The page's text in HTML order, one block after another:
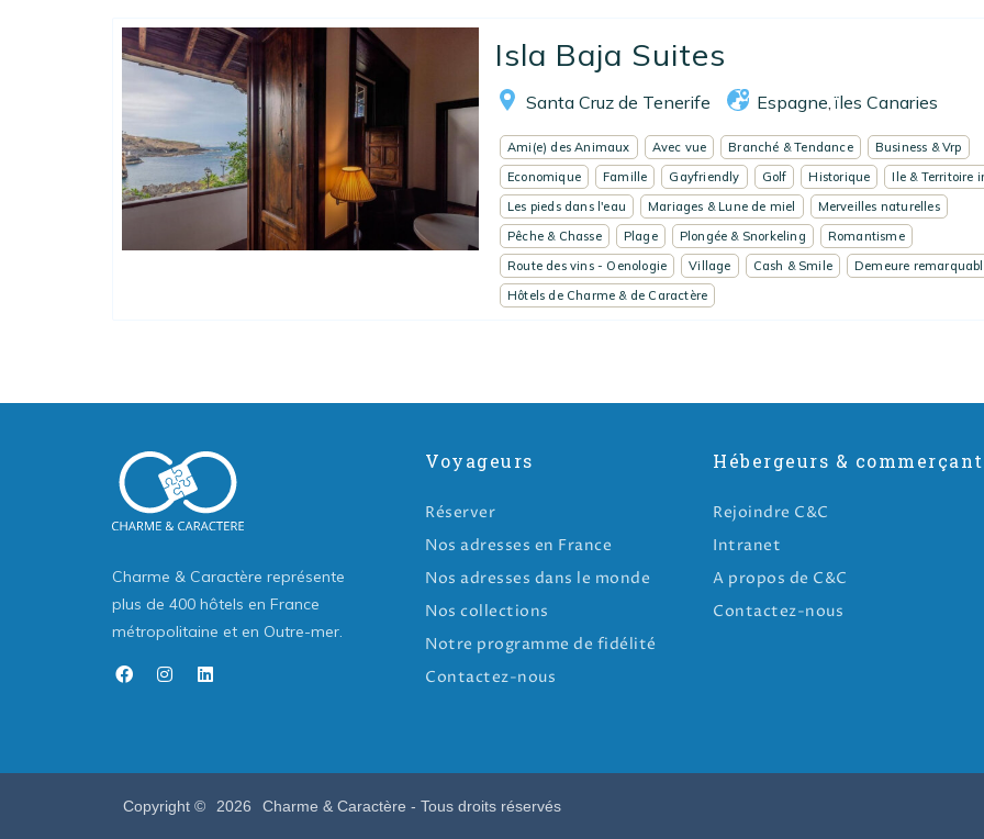
EN FR
Isla Baja Suites
Santa Cruz de Tenerife Espagne ,ïles Canaries
Ami(e) des Animaux Avec vue Branché & Tendance
Business & Vrp
Economique
Famille Gayfriendly Golf Historique
Ile & Territoire
Les pieds dans l'eau
Mariages & Lune de miel
Merveilles naturelles
Pêche & Chasse
Plage Plongée & Snorkeling
Romantisme
Route des vins - Oenologie
Village Cash & Smile
Demeure
Hôtels de Charme & de Caractère
Charme & Caractère représente
plus de 400 hôtels en France
métropolitaine et en Outre-mer.
Voyageurs
Réserver
Nos adresses en France
Nos adresses dans le monde
Nos collections
Notre programme de fidélité
Contactez-nous
Hébergeurs &
Rejoindre C&C
Intranet
A propos de C&C
Contactez-nous
Copyright © 2026 Charme & Caractère - Tous droits réservés